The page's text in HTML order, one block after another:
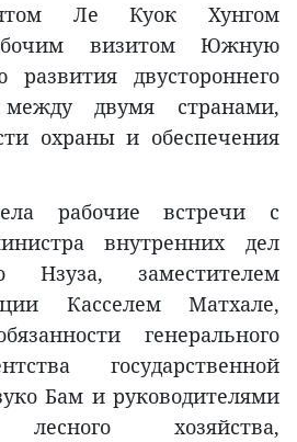
Ле Куок Хунгом
визитом Южную
двустороннего
между двумя странами,
охраны и обеспечения
рабочие встречи с
внутренних дел
заместителем
Касселем Матхале,
генерального
государственной
Бам и руководителями
лесного хозяйства,